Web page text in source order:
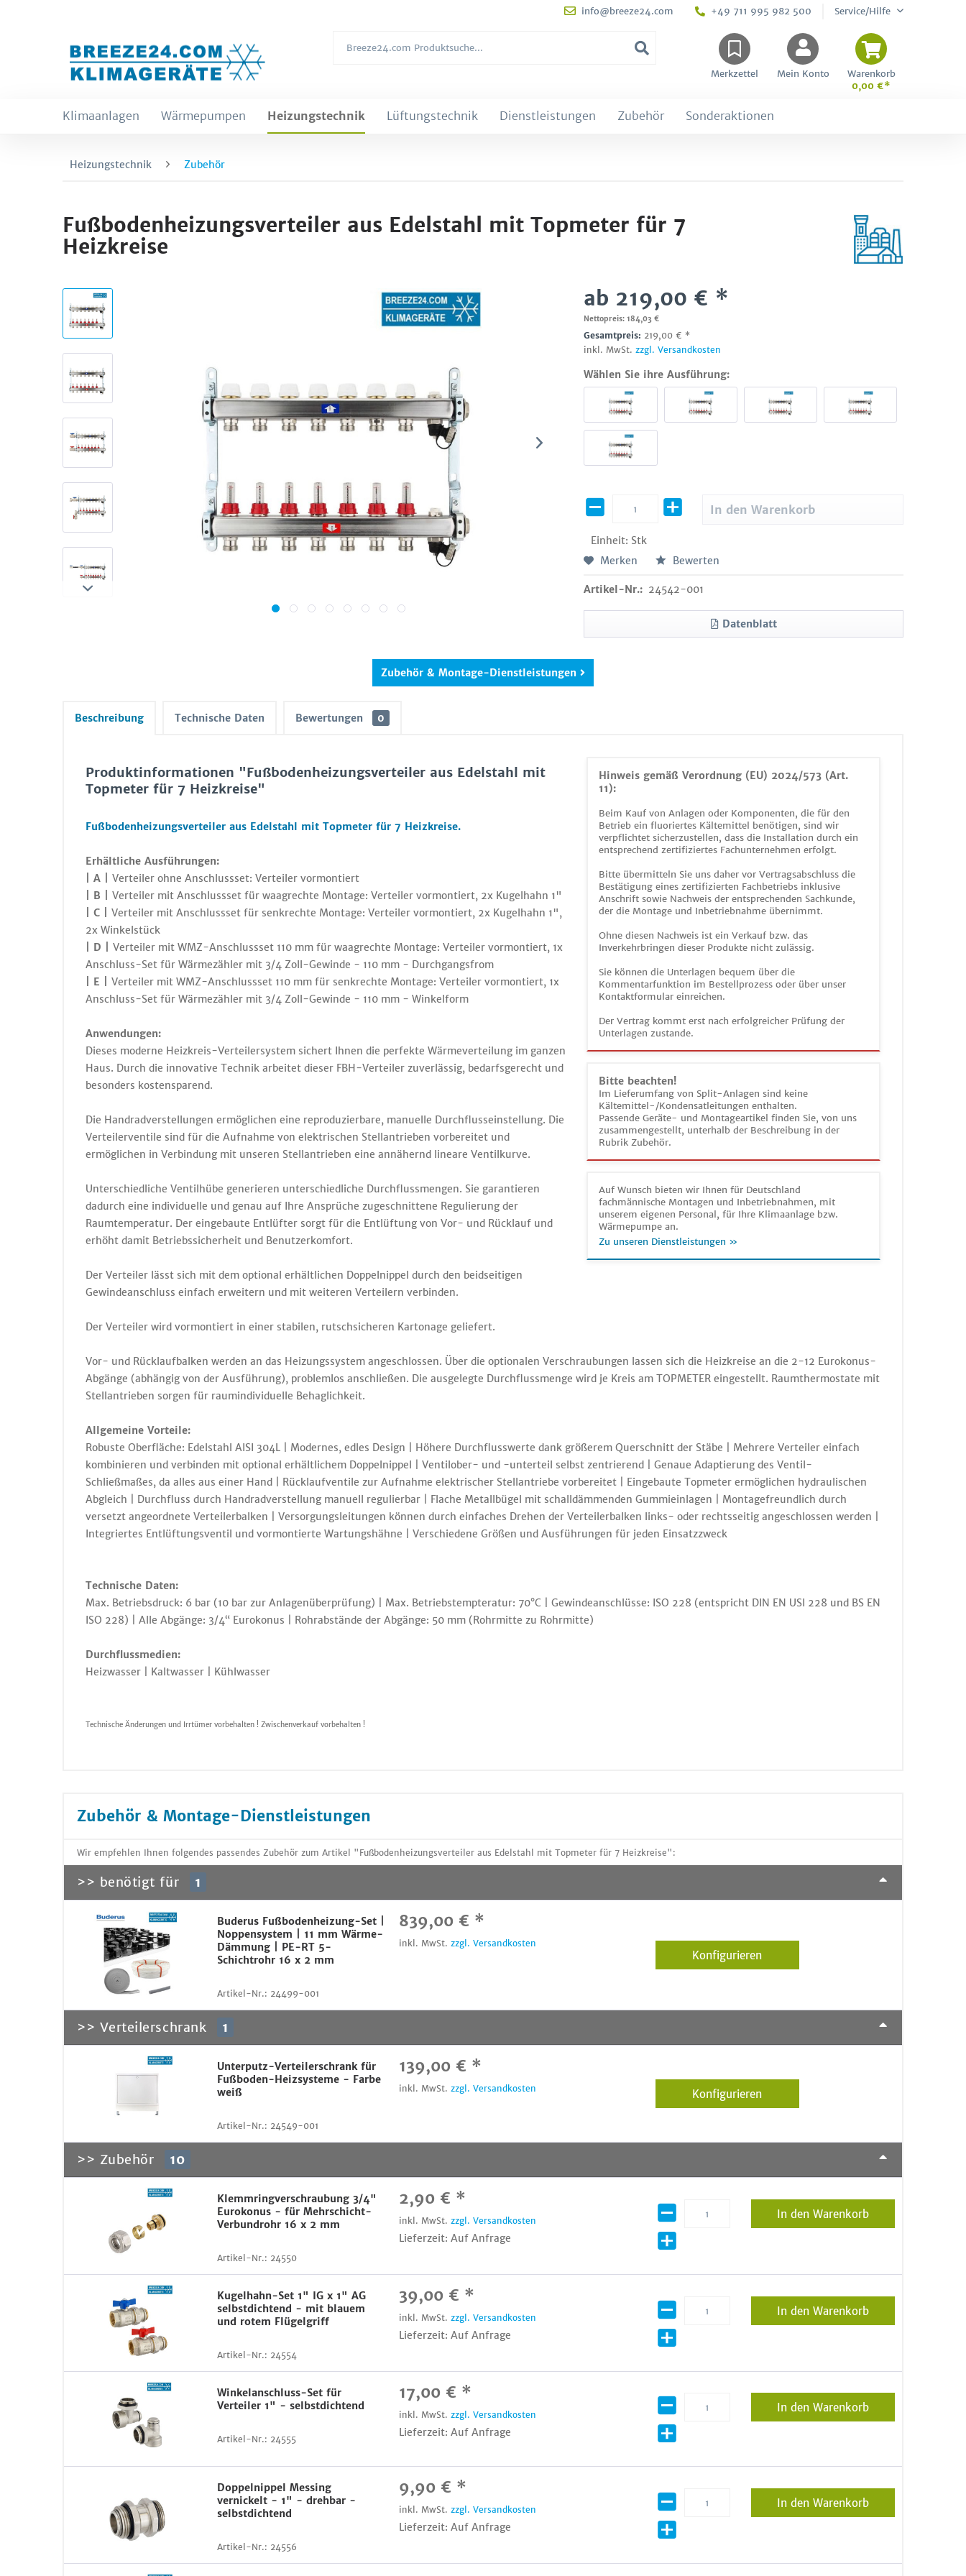
info@breeze24.com +49 711 995 982 500 Service/Hilfe
Merkzettel Mein Konto
Warenkorb
0,00 €*
Klimaanlagen Wärmepumpen Heizungstechnik Lüftungstechnik Dienstleistungen Zubehör Sonderaktionen
Heizungstechnik Zubehör
Fußbodenheizungsverteiler aus Edelstahl mit Topmeter für 7
Heizkreise
ab 219,00 € *
Nettopreis: 184,03 €
Gesamtpreis: 219,00 € *
inkl. MwSt.zzgl. Versandkosten
Wählen Sie ihre Ausführung:
Einheit: Stk
In den Warenkorb
Merken Bewerten
Artikel-Nr.: 24542-001
Datenblatt
Zubehör & Montage-Dienstleistungen
Beschreibung Technische Daten Bewertungen 0
Hinweis gemäß Verordnung (EU) 2024/573 (Art.
11):
Beim Kauf von Anlagen oder Komponenten, die für den
Betrieb ein fluoriertes Kältemittel benötigen, sind wir
verpflichtet sicherzustellen, dass die Installation durch ein
entsprechend zertifiziertes Fachunternehmen erfolgt.
Bitte übermitteln Sie uns daher vor Vertragsabschluss die
Bestätigung eines zertifizierten Fachbetriebs inklusive
Anschrift sowie Nachweis der entsprechenden Sachkunde,
der die Montage und Inbetriebnahme übernimmt.
Ohne diesen Nachweis ist ein Verkauf bzw. das
Inverkehrbringen dieser Produkte nicht zulässig.
Sie können die Unterlagen bequem über die
Kommentarfunktion im Bestellprozess oder über unser
Kontaktformular einreichen.
Der Vertrag kommt erst nach erfolgreicher Prüfung der
Unterlagen zustande.
Bitte beachten!
Im Lieferumfang von Split-Anlagen sind keine
Kältemittel-/Kondensatleitungen enthalten.
Passende Geräte- und Montageartikel finden Sie, von uns
zusammengestellt, unterhalb der Beschreibung in der
Rubrik Zubehör.
Auf Wunsch bieten wir Ihnen für Deutschland
fachmännische Montagen und Inbetriebnahmen, mit
unserem eigenen Personal, für Ihre Klimaanlage bzw.
Wärmepumpe an.
Zu unseren Dienstleistungen »
Produktinformationen "Fußbodenheizungsverteiler aus Edelstahl mit
Topmeter für 7 Heizkreise"
Fußbodenheizungsverteiler aus Edelstahl mit Topmeter für 7 Heizkreise.
Erhältliche Ausführungen:
| A | Verteiler ohne Anschlussset: Verteiler vormontiert
| B | Verteiler mit Anschlussset für waagrechte Montage: Verteiler vormontiert, 2x Kugelhahn 1"
| C | Verteiler mit Anschlussset für senkrechte Montage: Verteiler vormontiert, 2x Kugelhahn 1",
2x Winkelstück
| D | Verteiler mit WMZ-Anschlussset 110 mm für waagrechte Montage: Verteiler vormontiert, 1x
Anschluss-Set für Wärmezähler mit 3/4 Zoll-Gewinde - 110 mm - Durchgangsfrom
| E | Verteiler mit WMZ-Anschlussset 110 mm für senkrechte Montage: Verteiler vormontiert, 1x
Anschluss-Set für Wärmezähler mit 3/4 Zoll-Gewinde - 110 mm - Winkelform
Anwendungen:
Dieses moderne Heizkreis-Verteilersystem sichert Ihnen die perfekte Wärmeverteilung im ganzen
Haus. Durch die innovative Technik arbeitet dieser FBH-Verteiler zuverlässig, bedarfsgerecht und
besonders kostensparend.
Die Handradverstellungen ermöglichen eine reproduzierbare, manuelle Durchflusseinstellung. Die
Verteilerventile sind für die Aufnahme von elektrischen Stellantrieben vorbereitet und
ermöglichen in Verbindung mit unseren Stellantrieben eine annähernd lineare Ventilkurve.
Unterschiedliche Ventilhübe generieren unterschiedliche Durchflussmengen. Sie garantieren
dadurch eine individuelle und genau auf Ihre Ansprüche zugeschnittene Regulierung der
Raumtemperatur. Der eingebaute Entlüfter sorgt für die Entlüftung von Vor- und Rücklauf und
erhöht damit Betriebssicherheit und Benutzerkomfort.
Der Verteiler lässt sich mit dem optional erhältlichen Doppelnippel durch den beidseitigen
Gewindeanschluss einfach erweitern und mit weiteren Verteilern verbinden.
Der Verteiler wird vormontiert in einer stabilen, rutschsicheren Kartonage geliefert.
Vor- und Rücklaufbalken werden an das Heizungssystem angeschlossen. Über die optionalen Verschraubungen lassen sich die Heizkreise an die 2-12 Eurokonus-
Abgänge (abhängig von der Ausführung), problemlos anschließen. Die ausgelegte Durchflussmenge wird je Kreis am TOPMETER eingestellt. Raumthermostate mit
Stellantrieben sorgen für raumindividuelle Behaglichkeit.
Allgemeine Vorteile:
Robuste Oberfläche: Edelstahl AISI 304L | Modernes, edles Design | Höhere Durchflusswerte dank größerem Querschnitt der Stäbe | Mehrere Verteiler einfach
kombinieren und verbinden mit optional erhältlichem Doppelnippel | Ventilober- und -unterteil selbst zentrierend | Genaue Adaptierung des Ventil-
Schließmaßes, da alles aus einer Hand | Rücklaufventile zur Aufnahme elektrischer Stellantriebe vorbereitet | Eingebaute Topmeter ermöglichen hydraulischen
Abgleich | Durchfluss durch Handradverstellung manuell regulierbar | Flache Metallbügel mit schalldämmenden Gummieinlagen | Montagefreundlich durch
versetzt angeordnete Verteilerbalken | Versorgungsleitungen können durch einfaches Drehen der Verteilerbalken links- oder rechtsseitig angeschlossen werden |
Integriertes Entlüftungsventil und vormontierte Wartungshähne | Verschiedene Größen und Ausführungen für jeden Einsatzzweck
Technische Daten:
Max. Betriebsdruck: 6 bar (10 bar zur Anlagenüberprüfung) | Max. Betriebstempteratur: 70°C | Gewindeanschlüsse: ISO 228 (entspricht DIN EN USI 228 und BS EN
ISO 228) | Alle Abgänge: 3/4“ Eurokonus | Rohrabstände der Abgänge: 50 mm (Rohrmitte zu Rohrmitte)
Durchflussmedien:
Heizwasser | Kaltwasser | Kühlwasser
Technische Änderungen und Irrtümer vorbehalten ! Zwischenverkauf vorbehalten !
Zubehör & Montage-Dienstleistungen
Wir empfehlen Ihnen folgendes passendes Zubehör zum Artikel "Fußbodenheizungsverteiler aus Edelstahl mit Topmeter für 7 Heizkreise":
>> benötigt für 1
Buderus Fußbodenheizung-Set |
Noppensystem | 11 mm Wärme-
Dämmung | PE-RT 5-
Schichtrohr 16 x 2 mm
Artikel-Nr.: 24499-001
839,00 € *
inkl. MwSt.zzgl. Versandkosten
Konfigurieren
>> Verteilerschrank 1
Unterputz-Verteilerschrank für
Fußboden-Heizsysteme - Farbe
weiß
Artikel-Nr.: 24549-001
139,00 € *
inkl. MwSt.zzgl. Versandkosten Konfigurieren
>> Zubehör 10
Klemmringverschraubung 3/4"
Eurokonus - für Mehrschicht-
Verbundrohr 16 x 2 mm
Artikel-Nr.: 24550
2,90 € *
inkl. MwSt.zzgl. Versandkosten
Lieferzeit: Auf Anfrage
In den Warenkorb
Kugelhahn-Set 1" IG x 1" AG
selbstdichtend - mit blauem
und rotem Flügelgriff
Artikel-Nr.: 24554
39,00 € *
inkl. MwSt.zzgl. Versandkosten
Lieferzeit: Auf Anfrage
In den Warenkorb
Winkelanschluss-Set für
Verteiler 1" - selbstdichtend
Artikel-Nr.: 24555
17,00 € *
inkl. MwSt.zzgl. Versandkosten
Lieferzeit: Auf Anfrage
In den Warenkorb
Doppelnippel Messing
vernickelt - 1" - drehbar -
selbstdichtend
Artikel-Nr.: 24556
9,90 € *
inkl. MwSt.zzgl. Versandkosten
Lieferzeit: Auf Anfrage
In den Warenkorb